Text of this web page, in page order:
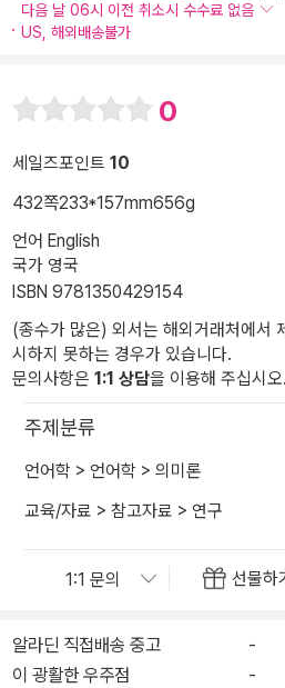
다음 날 06시 이전 취소시 수수료 없음
US, 해외배송불가
0
세일즈포인트 10
432쪽233*157mm656g
언어 English
국가 영국
ISBN 9781350429154
(종수가 많은) 외서는 해외거래처에서
시하지 못하는 경우가 있습니다.
문의사항은 1:1 상담을 이용해 주십시오.
주제분류
언어학 > 언어학 > 의미론
교육/자료 > 참고자료 > 연구
선물하
알라딘 직접배송 중고
-
이 광활한 우주점
-